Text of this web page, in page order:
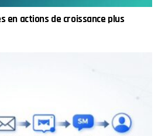
en actions de croissance plus